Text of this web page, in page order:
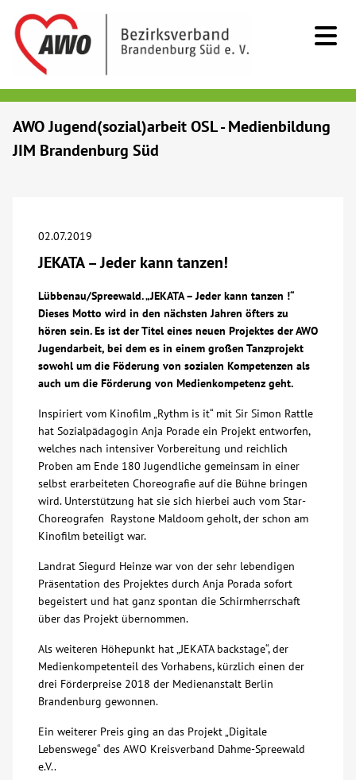
Senioren
Begegnung
Bildung
Über uns
Veranstaltungen
Spenden
Mitmachen
Karriere
Ausbildung
Glossar
Suche
Kontakt
AWO Jugend(sozial)arbeit OSL - Medienbildung
JIM Brandenburg Süd
02.07.2019
JEKATA – Jeder kann tanzen!
Lübbenau/Spreewald. „JEKATA – Jeder kann tanzen !“
Dieses Motto wird in den nächsten Jahren öfters zu
hören sein. Es ist der Titel eines neuen Projektes der AWO
Jugendarbeit, bei dem es in einem großen Tanzprojekt
sowohl um die Föderung von sozialen Kompetenzen als
auch um die Förderung von Medienkompetenz geht.
Inspiriert vom Kinofilm „Rythm is it“ mit Sir Simon Rattle
hat Sozialpädagogin Anja Porade ein Projekt entworfen,
welches nach intensiver Vorbereitung und reichlich
Proben am Ende 180 Jugendliche gemeinsam in einer
selbst erarbeiteten Choreografie auf die Bühne bringen
wird. Unterstützung hat sie sich hierbei auch vom Star-
Choreografen Raystone Maldoom geholt, der schon am
Kinofilm beteiligt war.
Landrat Siegurd Heinze war von der sehr lebendigen
Präsentation des Projektes durch Anja Porada sofort
begeistert und hat ganz spontan die Schirmherrschaft
über das Projekt übernommen.
Als weiteren Höhepunkt hat „JEKATA backstage“, der
Medienkompetenteil des Vorhabens, kürzlich einen der
drei Förderpreise 2018 der Medienanstalt Berlin
Brandenburg gewonnen.
Ein weiterer Preis ging an das Projekt „Digitale
Lebenswege“ des AWO Kreisverband Dahme-Spreewald
e.V..